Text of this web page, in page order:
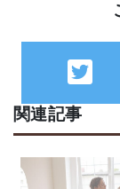
関連記事